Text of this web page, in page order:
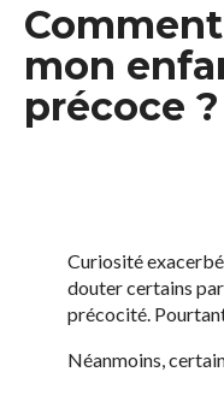
mon
précoce ?
Curiosité
douter certains
précocité.
Néanmoins,